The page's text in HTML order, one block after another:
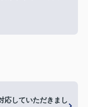
応していただきまし